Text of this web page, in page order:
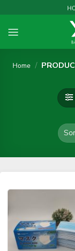
to
content
Home /